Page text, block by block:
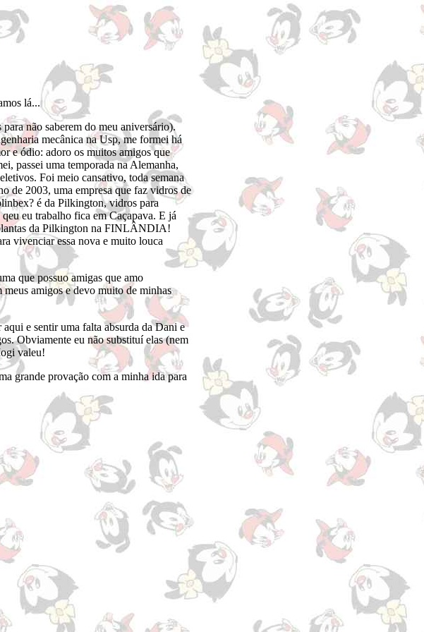
lá...
não saberem do meu aniversário).
mecânica na Usp, me formei há
e ódio: adoro os muitos amigos que
passei uma temporada na Alemanha,
Foi meio cansativo, toda semana
de 2003, uma empresa que faz vidros de
é da Pilkington, vidros para
eu trabalho fica em Caçapava. E já
da Pilkington na FINLÂNDIA!
vivenciar essa nova e muito louca
que possuo amigas que amo
amigos e devo muito de minhas
e sentir uma falta absurda da Dani e
Obviamente eu não substituí elas (nem
valeu!
grande provação com a minha ida para